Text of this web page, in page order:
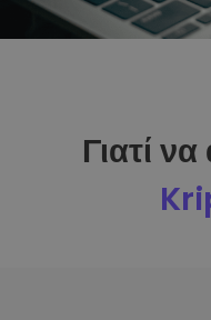
Γιατί